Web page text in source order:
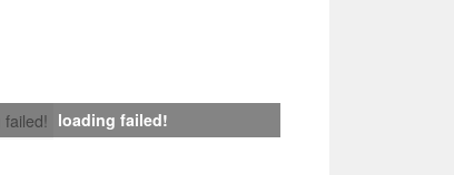
failed! loading failed!